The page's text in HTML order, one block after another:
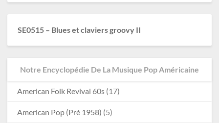
SE0515 – Blues et claviers groovy II
Notre Encyclopédie De La Musique Pop Américaine
American Folk Revival 60s (17)
American Pop (Pré 1958) (5)